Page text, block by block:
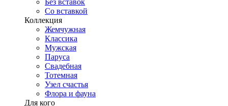
Без вставок
Со вставкой
Коллекция
Жемчужная
Классика
Мужская
Паруса
Свадебная
Тотемная
Узел счастья
Флора и фауна
Для кого